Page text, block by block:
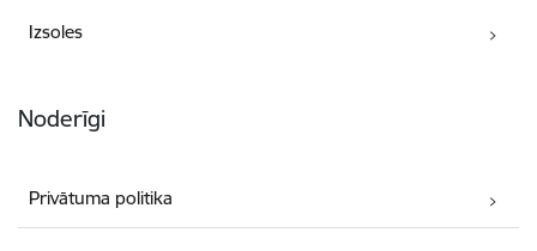
Izsoles
Noderīgi
Privātuma politika